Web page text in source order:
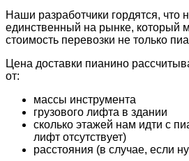
Наши разработчики гордятся, что
единственный на рынке, который
стоимость перевозки не только
Цена доставки пианино
от:
массы инструмента
грузового лифта в здании
сколько этажей нам идти с
лифт отсутствует)
расстояния (в случае, если